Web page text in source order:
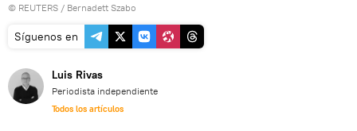
© REUTERS / Bernadett Szabo
Síguenos en
Luis Rivas
Periodista independiente
Todos los artículos